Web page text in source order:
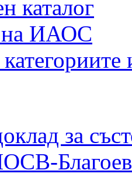
каталог
на ИАОС
за